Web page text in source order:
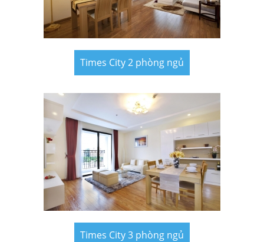
Times City 2 phòng ngủ
Times City 3 phòng ngủ